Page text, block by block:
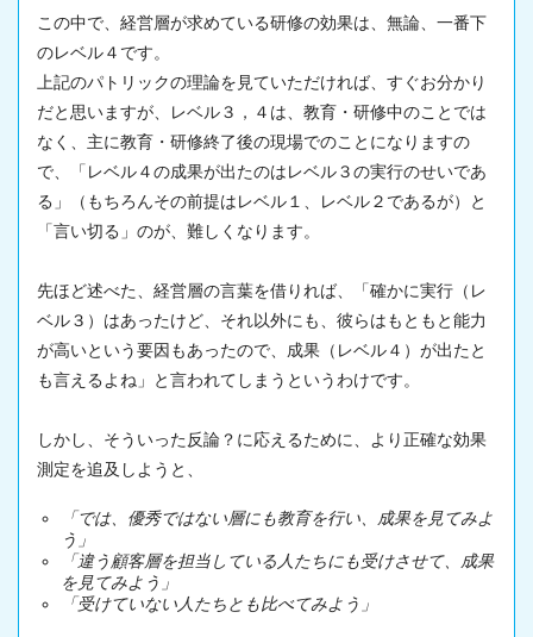
この中で、経営層が求めている研修の効果は、無論、一番下
のレベル４です。
上記のパトリックの理論を見ていただければ、すぐお分かり
だと思いますが、レベル３，４は、教育・研修中のことでは
なく、主に教育・研修終了後の現場でのことになりますの
で、「レベル４の成果が出たのはレベル３の実行のせいであ
る」（もちろんその前提はレベル１、レベル２であるが）と
「言い切る」のが、難しくなります。
先ほど述べた、経営層の言葉を借りれば、「確かに実行（レ
ベル３）はあったけど、それ以外にも、彼らはもともと能力
が高いという要因もあったので、成果（レベル４）が出たと
も言えるよね」と言われてしまうというわけです。
しかし、そういった反論？に応えるために、より正確な効果
測定を追及しようと、
「では、優秀ではない層にも教育を行い、成果を見てみよ
う」
「違う顧客層を担当している人たちにも受けさせて、成果
を見てみよう」
「受けていない人たちとも比べてみよう」